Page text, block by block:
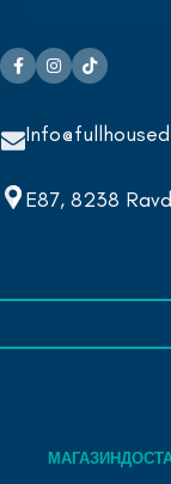
E87, 8238
МАГАЗИН